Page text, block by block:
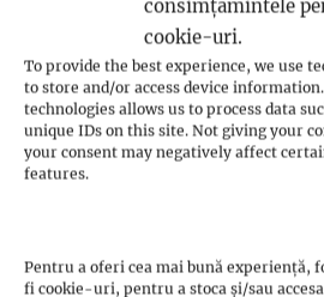
consimțămintele
cookie-uri.
To provide the best experience, we use
to store and/or access device
technologies allows us to process data
unique IDs on this site. Not giving your
your consent may negatively affect
features.
Pentru a oferi cea mai bună experiență,
fi cookie-uri, pentru a stoca și/sau
John Lauder. La 1 martie
în prezența lui Beaton.
Knox evitase să fie arestat
prin sfatul lui Wishart de a se
învățătură. S-a adăpostit cu
Cockburn, care s-au săturat